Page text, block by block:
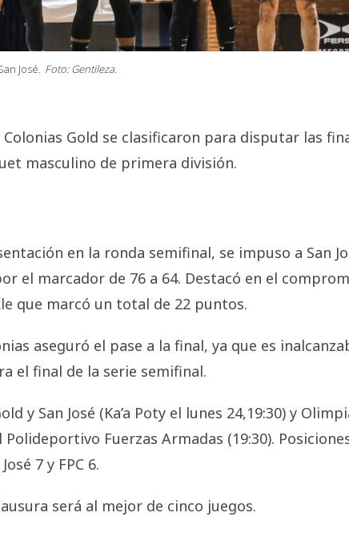
José. Foto: Gentileza.
Gold se clasificaron para disputar las
masculino de primera división.
en la ronda semifinal, se impuso a San
el marcador de 76 a 64. Destacó en el
que marcó un total de 22 puntos.
aseguró el pase a la final, ya que es
el final de la serie semifinal.
y San José (Ka’a Poty el lunes 24,19:30) y
Fuerzas Armadas (19:30).
7 y FPC 6.
será al mejor de cinco juegos.